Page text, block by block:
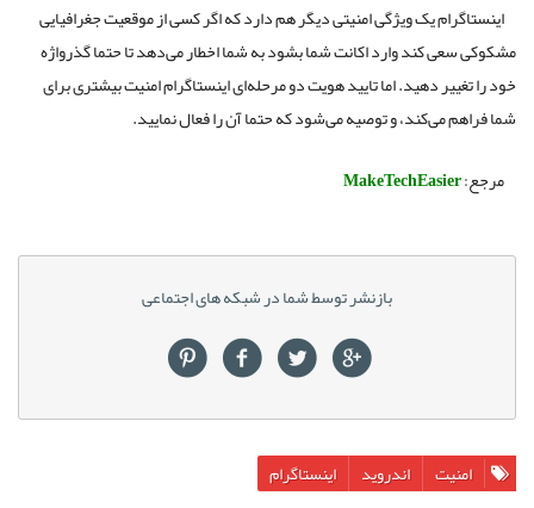
اینستاگرام یک ویژگی امنیتی دیگر هم دارد که اگر کسی از موقعیت جغرافیایی
مشکوکی سعی کند وارد اکانت شما بشود به شما اخطار می‌دهد تا حتما گذرواژه
خود را تغییر دهید. اما تایید هویت دو مرحله‌ای اینستاگرام امنیت بیشتری برای
شما فراهم می‌کند، و توصیه می‌شود که حتما آن را فعال نمایید.
مرجع:MakeTechEasier
بازنشر توسط شما در شبکه های اجتماعی
امنیت اندروید اینستاگرام